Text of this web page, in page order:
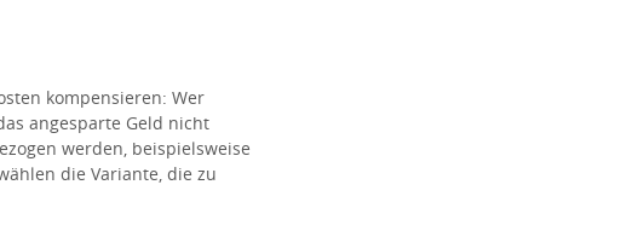
kompensieren: Wer
angesparte Geld nicht
werden, beispielsweise
die Variante, die zu